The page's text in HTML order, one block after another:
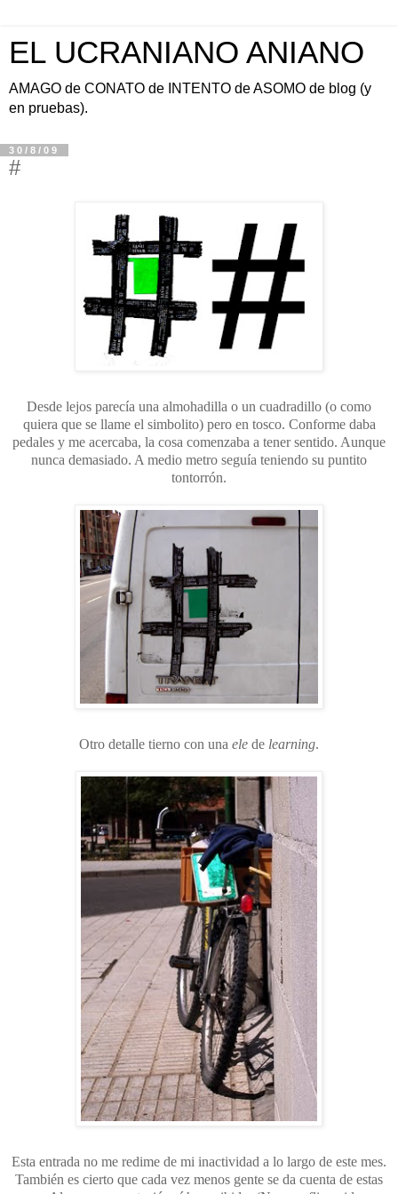
EL UCRANIANO ANIANO
AMAGO de CONATO de INTENTO de ASOMO de blog (y
en pruebas).
30/8/09
#
Desde lejos parecía una almohadilla o un cuadradillo (o como
quiera que se llame el simbolito) pero en tosco. Conforme daba
pedales y me acercaba, la cosa comenzaba a tener sentido. Aunque
nunca demasiado. A medio metro seguía teniendo su puntito
tontorrón.
Otro detalle tierno con una ele de learning.
Esta entrada no me redime de mi inactividad a lo largo de este mes.
También es cierto que cada vez menos gente se da cuenta de estas